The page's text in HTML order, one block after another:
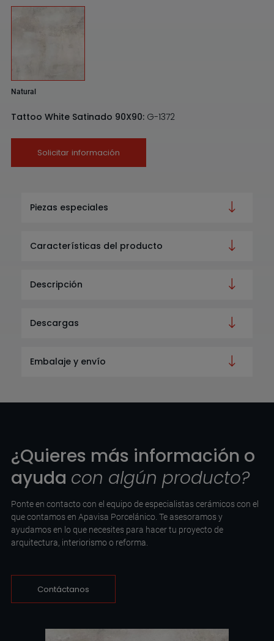
Natural
Tattoo White Satinado 90X90: G-1372
Solicitar información
Piezas especiales
Características del producto
Descripción
Descargas
Embalaje y envío
¿Quieres más información o
ayuda con algún producto?
Ponte en contacto con el equipo de especialistas cerámicos con el
que contamos en Apavisa Porcelánico. Te asesoramos y
ayudamos en lo que necesites para hacer tu proyecto de
arquitectura, interiorismo o reforma.
Contáctanos